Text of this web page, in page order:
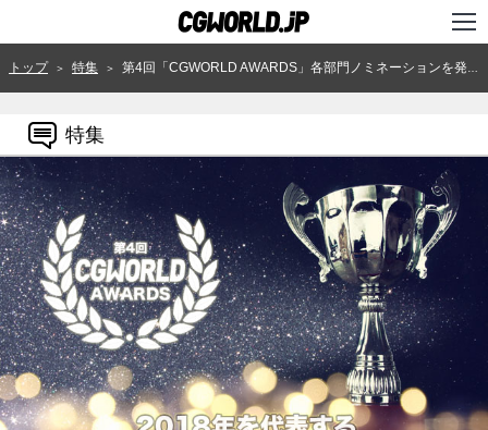
TOP
ニュース
特集
連載
用語辞典
スタジオ
講座
SHOP
トップ ＞ 特集 ＞ 第4回「CGWORLD AWARDS」各部門ノミネーションを発表！ 2018年を代表するデジタルコンテンツ制作者と作品たち
特集